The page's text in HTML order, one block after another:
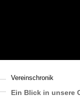
Vereinschronik
Ein Blick in unsere